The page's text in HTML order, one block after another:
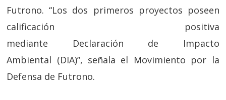
Futrono. “Los dos primeros proyectos poseen
calificación positiva
mediante Declaración de
Impacto
Ambiental (DIA)”, señala el Movimiento por la
Defensa de Futrono.